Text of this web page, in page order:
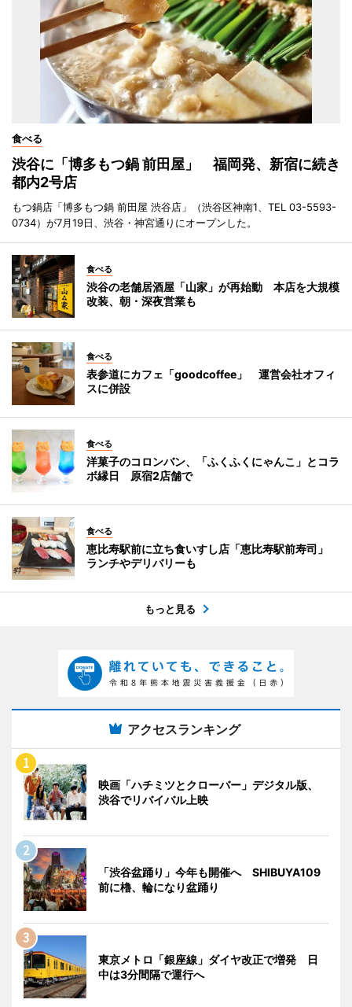
食べる
渋谷に「博多もつ鍋 前田屋」 福岡発、新宿に続き
都内2号店
もつ鍋店「博多もつ鍋 前田屋 渋谷店」（渋谷区神南1、TEL 03-5593-
0734）が7月19日、渋谷・神宮通りにオープンした。
食べる
渋谷の老舗居酒屋「山家」が再始動 本店を大規模
改装、朝・深夜営業も
食べる
表参道にカフェ「goodcoffee」 運営会社オフィ
スに併設
食べる
洋菓子のコロンバン、「ふくふくにゃんこ」とコラ
ボ縁日 原宿2店舗で
食べる
恵比寿駅前に立ち食いすし店「恵比寿駅前寿司」
ランチやデリバリーも
もっと見る
アクセスランキング
映画「ハチミツとクローバー」デジタル版、
渋谷でリバイバル上映
「渋谷盆踊り」今年も開催へ SHIBUYA109
前に櫓、輪になり盆踊り
東京メトロ「銀座線」ダイヤ改正で増発 日
中は3分間隔で運行へ